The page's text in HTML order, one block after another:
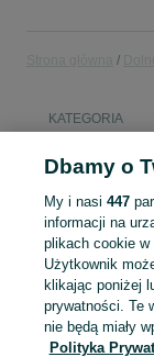
KATEGORIA
Mapa kategorii
Mapa miejscowości
Dbamy o
My i nasi 447
informacji na
plikach cookie w
Użytkownik
klikając poniżej
prywatności. Te
nie będą miały
Polityka